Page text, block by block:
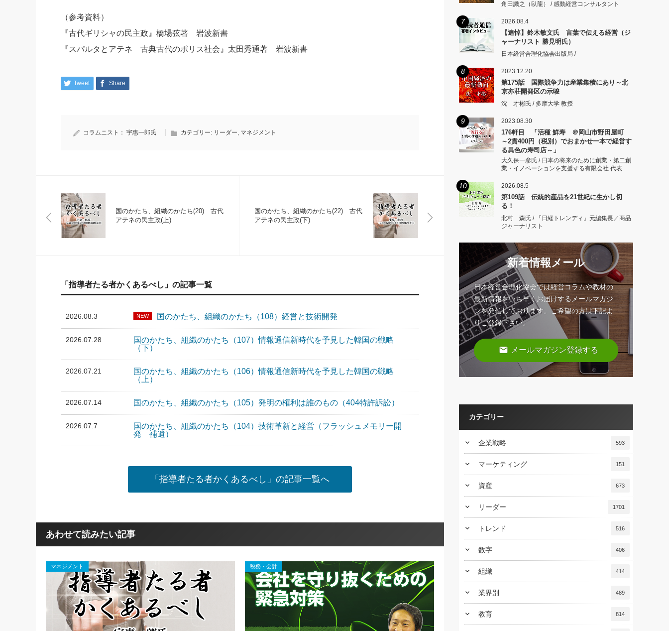
（参考資料）
『古代ギリシャの民主政』橋場弦著 岩波新書
『スパルタとアテネ 古典古代のポリス社会』太田秀通著 岩波新書
Tweet Share
コラムニスト： 宇惠一郎氏 カテゴリー: リーダー, マネジメント
国のかたち、組織のかたち(20) 古代
アテネの民主政(上)
国のかたち、組織のかたち(22) 古代
アテネの民主政(下)
「指導者たる者かくあるべし」の記事一覧
2026.08.3 NEW 国のかたち、組織のかたち（108）経営と技術開発
2026.07.28
国のかたち、組織のかたち（107）情報通信新時代を予見した韓国の戦略
（下）
2026.07.21
国のかたち、組織のかたち（106）情報通信新時代を予見した韓国の戦略
（上）
2026.07.14 国のかたち、組織のかたち（105）発明の権利は誰のもの（404特許訴訟）
2026.07.7
国のかたち、組織のかたち（104）技術革新と経営（フラッシュメモリー開
発 補遺）
「指導者たる者かくあるべし」の記事一覧へ
あわせて読みたい記事
マネジメント 税務・会計
角田識之（臥龍） / 感動経営コンサルタント
7 2026.08.4
【追悼】鈴木敏文氏 言葉で伝える経営（ジ
ャーナリスト 勝見明氏）
日本経営合理化協会出版局 /
8 2023.12.20
第175話 国際競争力は産業集積にあり～北
京亦荘開発区の示唆
沈 才彬氏 / 多摩大学 教授
9 2023.08.30
176軒目 「活種 鮮寿 ＠岡山市野田屋町
～2貫400円（税別）でおまかせ一本で経営す
る異色の寿司店～」
大久保一彦氏 / 日本の将来のために創業・第二創
業・イノベーションを支援する有限会社 代表
10 2026.08.5
第109話 伝統的産品を21世紀に生かし切
る！
北村 森氏 / 『日経トレンディ』元編集長／商品
ジャーナリスト
新着情報メール
日本経営合理化協会では経営コラムや教材の
最新情報をいち早くお届けするメールマガジ
ンを発信しております。ご希望の方は下記よ
りご登録下さい。
email メールマガジン登録する
カテゴリー
keyboard_arrow_down 企業戦略 593
keyboard_arrow_down マーケティング 151
keyboard_arrow_down 資産 673
keyboard_arrow_down リーダー 1701
keyboard_arrow_down トレンド 516
keyboard_arrow_down 数字 406
keyboard_arrow_down 組織 414
keyboard_arrow_down 業界別 489
keyboard_arrow_down 教育 814